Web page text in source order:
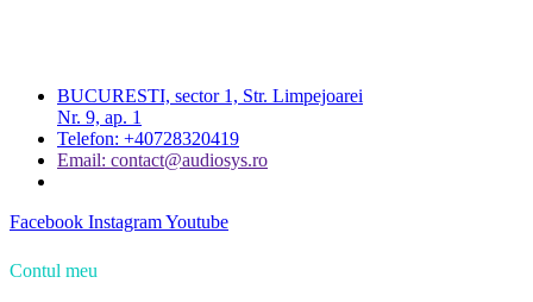
BUCURESTI, sector 1, Str. Limpejoarei
Nr. 9, ap. 1
Telefon: +40728320419
Email: contact@audiosys.ro
Facebook InstagramYoutube
Contul meu